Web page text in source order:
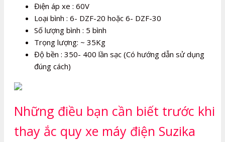
Điện áp xe : 60V
Loại bình : 6- DZF-20 hoặc 6- DZF-30
Số lượng bình : 5 bình
Trọng lượng: ~ 35Kg
Độ bền : 350- 400 lần sạc (Có hướng dẫn sử dụng
đúng cách)
Những điều bạn cần biết trước khi
thay ắc quy xe máy điện Suzika